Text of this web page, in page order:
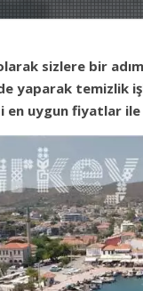
sizlere bir
yaparak temizlik
en uygun fiyatlar ile